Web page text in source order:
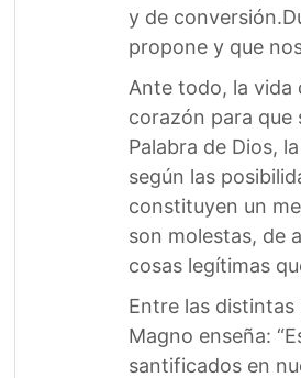
y de
propone y que
Ante todo, la vida
corazón para que
Palabra de Dios,
según las
constituyen un
son molestas, de
cosas legítimas
Entre las distintas
Magno enseña:
santificados en